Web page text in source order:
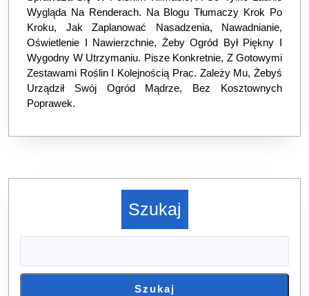
Wygląda Na Renderach. Na Blogu Tłumaczy Krok Po
Kroku, Jak Zaplanować Nasadzenia, Nawadnianie,
Oświetlenie I Nawierzchnie, Żeby Ogród Był Piękny I
Wygodny W Utrzymaniu. Pisze Konkretnie, Z Gotowymi
Zestawami Roślin I Kolejnością Prac. Zależy Mu, Żebyś
Urządził Swój Ogród Mądrze, Bez Kosztownych
Poprawek.
Szukaj
Szukaj